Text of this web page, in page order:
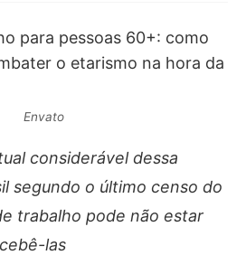
Envato
considerável dessa
segundo o último censo do
trabalho pode não estar
las